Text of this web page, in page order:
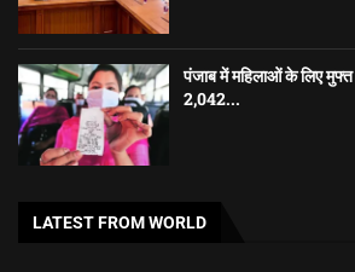
पंजाब में महिलाओं के लिए मुफ्त
2,042...
LATEST FROM WORLD